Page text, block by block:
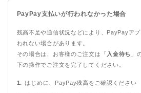
PayPay支払いが行われなかった場合
残高不足や通信状況などにより、PayPayア
われない場合があります。
その場合は、お客様のご注文は「 入金待ち 」
下の操作でご注文を完了してください。
はじめに、PayPay残高をご確認ください